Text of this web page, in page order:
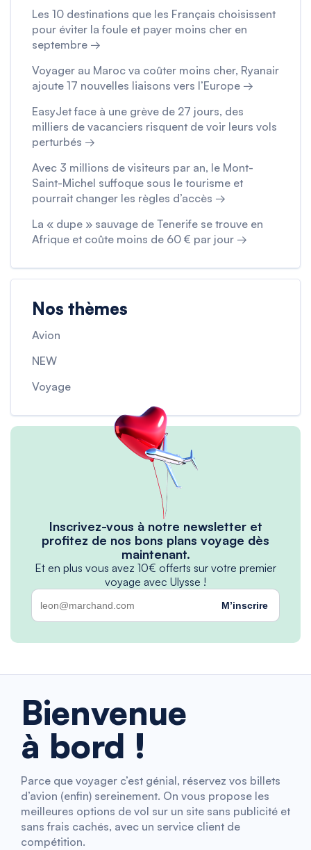
Les 10 destinations que les Français choisissent
pour éviter la foule et payer moins cher en
septembre →
Voyager au Maroc va coûter moins cher, Ryanair
ajoute 17 nouvelles liaisons vers l’Europe →
EasyJet face à une grève de 27 jours, des
milliers de vacanciers risquent de voir leurs vols
perturbés →
Avec 3 millions de visiteurs par an, le Mont-
Saint-Michel suffoque sous le tourisme et
pourrait changer les règles d’accès →
La « dupe » sauvage de Tenerife se trouve en
Afrique et coûte moins de 60 € par jour →
Nos thèmes
Avion
NEW
Voyage
Inscrivez-vous à notre newsletter et
profitez de nos bons plans voyage dès
maintenant.
Et en plus vous avez 10€ offerts sur votre premier
voyage avec Ulysse !
M’inscrire
Bienvenue
à bord !
Parce que voyager c’est génial, réservez vos billets
d’avion (enfin) sereinement. On vous propose les
meilleures options de vol sur un site sans publicité et
sans frais cachés, avec un service client de
compétition.